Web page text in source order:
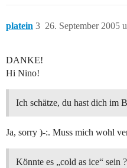
platein 26. September 2005
3
DANKE!
Hi Nino!
Ich schätze, du hast dich im
Ja, sorry )-:. Muss mich wohl
Könnte es „cold as ice“ sein ?